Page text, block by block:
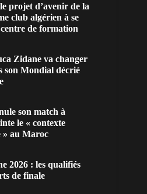
projet d’avenir de la
club algérien à se
de formation
Zidane va changer
son Mondial décrié
son match à
le « contexte
» au Maroc
2026 : les qualifiés
de finale